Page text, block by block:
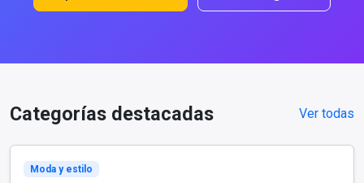
Categorías destacadas Ver todas
Moda y estilo